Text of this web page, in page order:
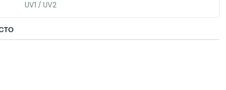
UV1 / UV2